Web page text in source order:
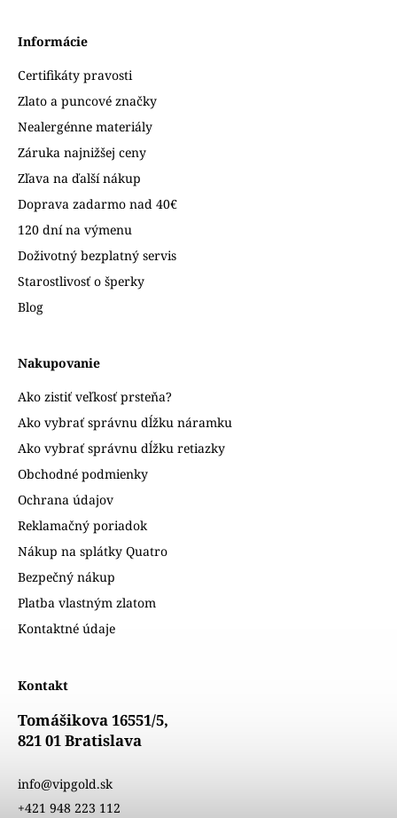
Informácie
Certifikáty pravosti
Zlato a puncové značky
Nealergénne materiály
Záruka najnižšej ceny
Zľava na ďalší nákup
Doprava zadarmo nad 40€
120 dní na výmenu
Doživotný bezplatný servis
Starostlivosť o šperky
Blog
Nakupovanie
Ako zistiť veľkosť prsteňa?
Ako vybrať správnu dĺžku náramku
Ako vybrať správnu dĺžku retiazky
Obchodné podmienky
Ochrana údajov
Reklamačný poriadok
Nákup na splátky Quatro
Bezpečný nákup
Platba vlastným zlatom
Kontaktné údaje
Kontakt
Tomášikova 16551/5,
821 01 Bratislava
info@vipgold.sk
+421 948 223 112